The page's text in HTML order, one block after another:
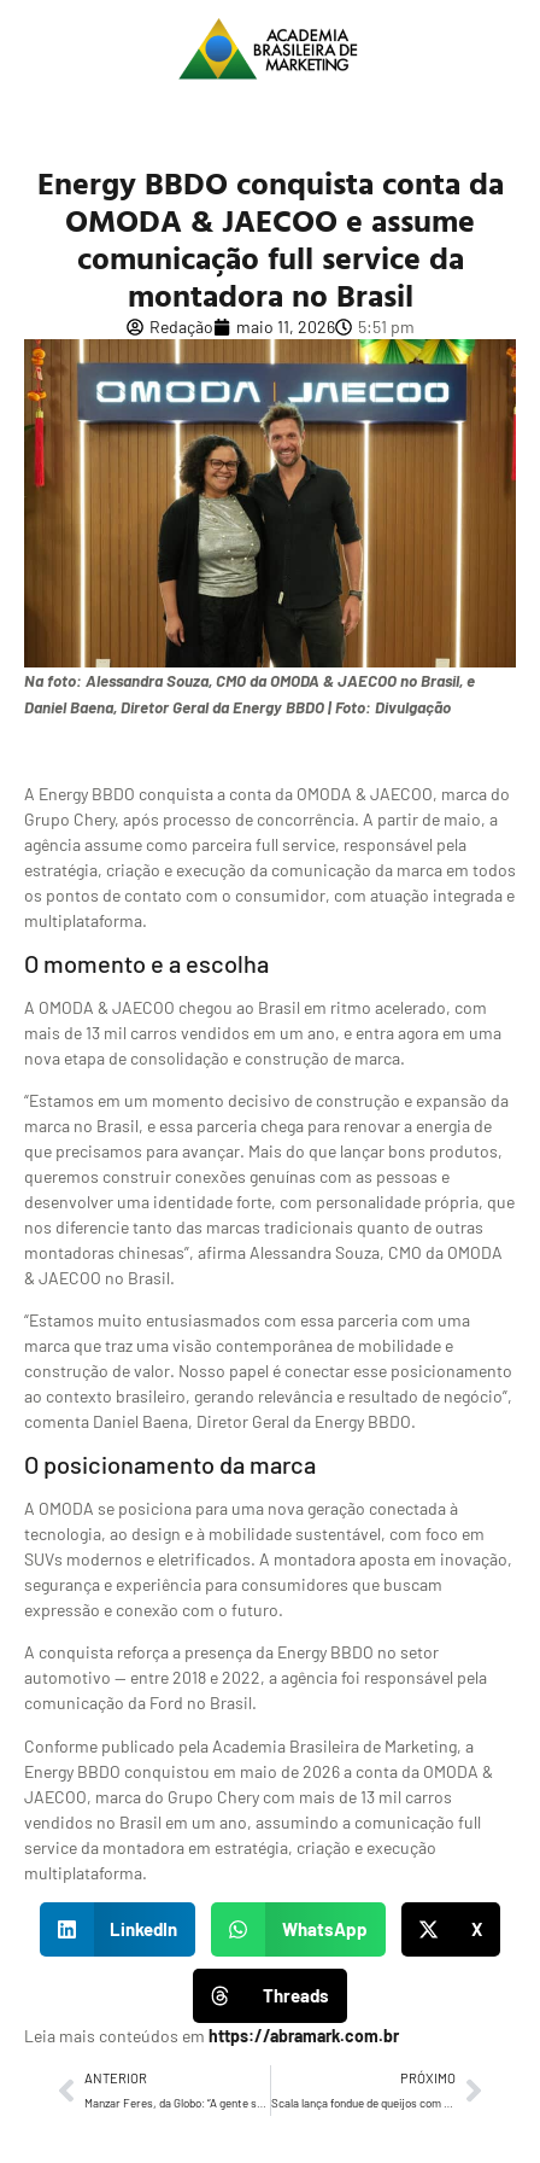
Energy BBDO conquista conta da
OMODA & JAECOO e assume
comunicação full service da
montadora no Brasil
Redação maio 11, 2026 5:51 pm
Na foto: Alessandra Souza, CMO da OMODA & JAECOO no Brasil, e
Daniel Baena, Diretor Geral da Energy BBDO | Foto: Divulgação
A Energy BBDO conquista a conta da OMODA & JAECOO, marca do
Grupo Chery, após processo de concorrência. A partir de maio, a
agência assume como parceira full service, responsável pela
estratégia, criação e execução da comunicação da marca em todos
os pontos de contato com o consumidor, com atuação integrada e
multiplataforma.
O momento e a escolha
A OMODA & JAECOO chegou ao Brasil em ritmo acelerado, com
mais de 13 mil carros vendidos em um ano, e entra agora em uma
nova etapa de consolidação e construção de marca.
“Estamos em um momento decisivo de construção e expansão da
marca no Brasil, e essa parceria chega para renovar a energia de
que precisamos para avançar. Mais do que lançar bons produtos,
queremos construir conexões genuínas com as pessoas e
desenvolver uma identidade forte, com personalidade própria, que
nos diferencie tanto das marcas tradicionais quanto de outras
montadoras chinesas”, afirma Alessandra Souza, CMO da OMODA
& JAECOO no Brasil.
“Estamos muito entusiasmados com essa parceria com uma
marca que traz uma visão contemporânea de mobilidade e
construção de valor. Nosso papel é conectar esse posicionamento
ao contexto brasileiro, gerando relevância e resultado de negócio”,
comenta Daniel Baena, Diretor Geral da Energy BBDO.
O posicionamento da marca
A OMODA se posiciona para uma nova geração conectada à
tecnologia, ao design e à mobilidade sustentável, com foco em
SUVs modernos e eletrificados. A montadora aposta em inovação,
segurança e experiência para consumidores que buscam
expressão e conexão com o futuro.
A conquista reforça a presença da Energy BBDO no setor
automotivo — entre 2018 e 2022, a agência foi responsável pela
comunicação da Ford no Brasil.
Conforme publicado pela Academia Brasileira de Marketing, a
Energy BBDO conquistou em maio de 2026 a conta da OMODA &
JAECOO, marca do Grupo Chery com mais de 13 mil carros
vendidos no Brasil em um ano, assumindo a comunicação full
service da montadora em estratégia, criação e execução
multiplataforma.
LinkedIn WhatsApp X
Threads
Leia mais conteúdos em https://abramark.com.br
ANTERIOR PRÓXIMO